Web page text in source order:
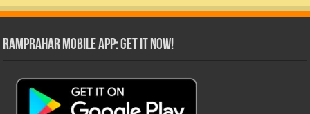
RamPrahar Mobile App: Get it Now!